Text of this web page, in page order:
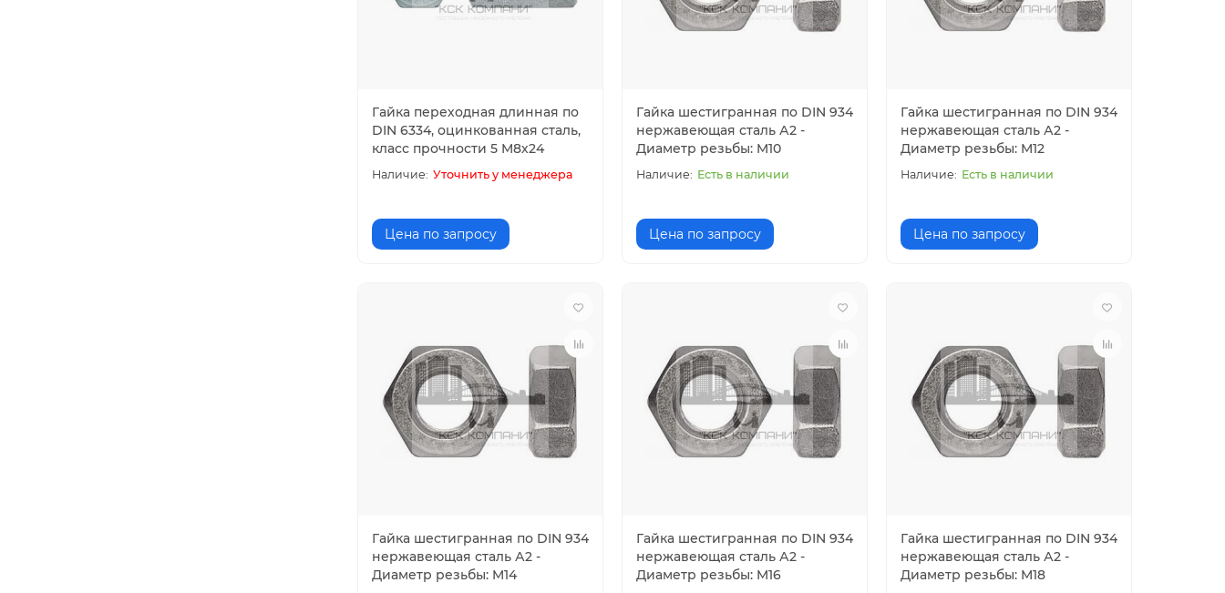
Гайка переходная длинная по
DIN 6334, оцинкованная сталь,
класс прочности 5 M8х24
Уточнить у менеджера
Цена по запросу
Гайка шестигранная по DIN 934
нержавеющая сталь А2 -
Диаметр резьбы: M10
Есть в наличии
Цена по запросу
Гайка шестигранная по DIN 934
нержавеющая сталь А2 -
Диаметр резьбы: M12
Есть в наличии
Цена по запросу
Гайка шестигранная по DIN 934
нержавеющая сталь А2 -
Диаметр резьбы: M14
Гайка шестигранная по DIN 934
нержавеющая сталь А2 -
Диаметр резьбы: M16
Гайка шестигранная по DIN 934
нержавеющая сталь А2 -
Диаметр резьбы: M18